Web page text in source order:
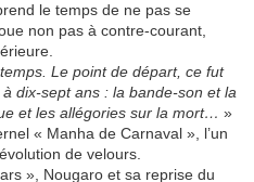
le temps de ne pas se
non pas à contre-courant,
Le point de départ, ce fut
dix-sept ans : la bande-son et la
et les allégories sur la mort… »
« Manha de Carnaval », l’un
de velours.
», Nougaro et sa reprise du